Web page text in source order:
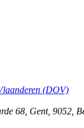
(DOV)
68, Gent, 9052,